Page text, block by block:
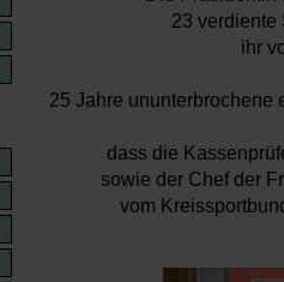
23 verdiente
ihr
25 Jahre ununterbrochene
dass die
sowie der Chef der
vom